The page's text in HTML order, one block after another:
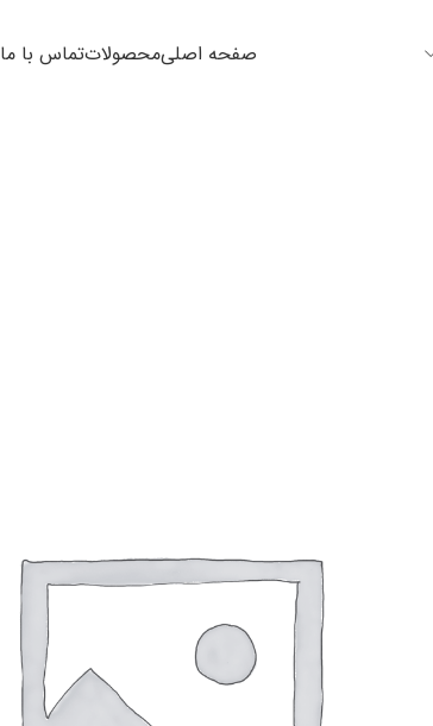
صفحه اصلیمحصولاتتماس با ما